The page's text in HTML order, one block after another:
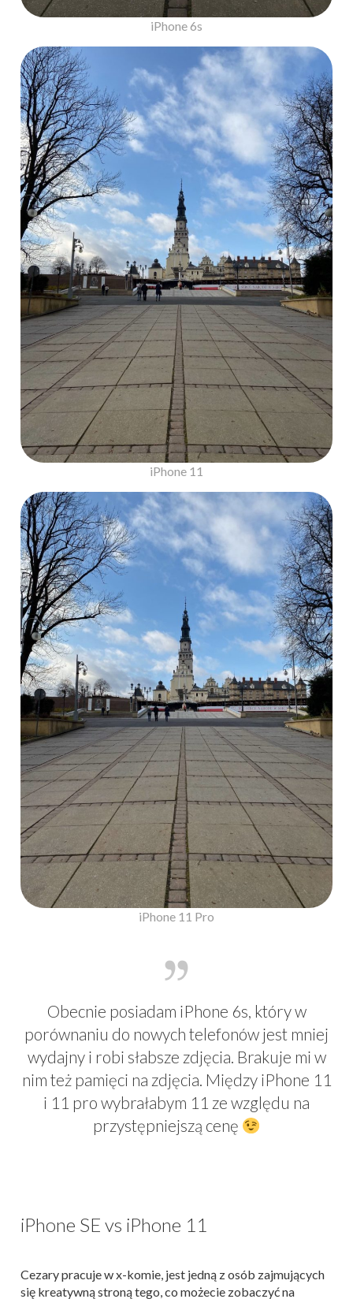
iPhone 6s
iPhone 11
iPhone 11 Pro
Obecnie posiadam iPhone 6s, który w
porównaniu do nowych telefonów jest mniej
wydajny i robi słabsze zdjęcia. Brakuje mi w
nim też pamięci na zdjęcia. Między iPhone 11
i 11 pro wybrałabym 11 ze względu na
przystępniejszą cenę
iPhone SE vs iPhone 11
Cezary pracuje w x-komie, jest jedną z osób zajmujących
się kreatywną stroną tego, co możecie zobaczyć na